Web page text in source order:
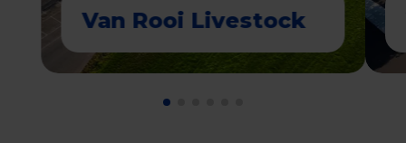
Van Rooi Livestock